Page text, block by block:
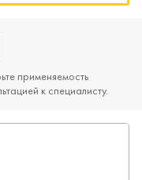
применяемость
к специалисту.